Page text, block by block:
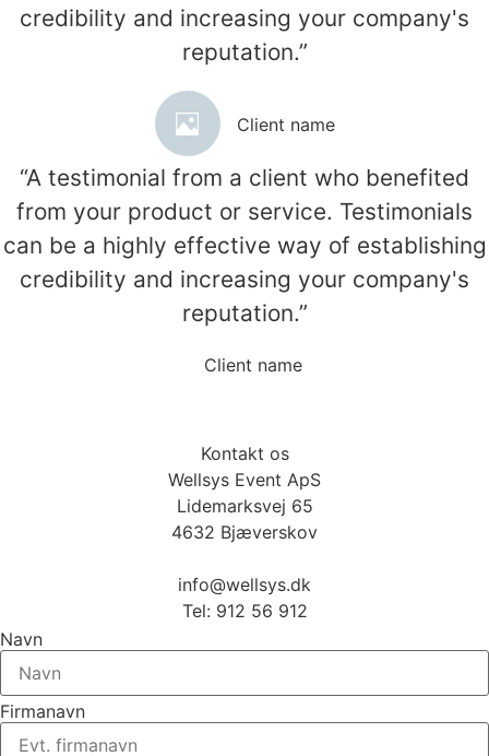
credibility and increasing your company's
reputation.”
Client name
“A testimonial from a client who benefited
from your product or service. Testimonials
can be a highly effective way of establishing
credibility and increasing your company's
reputation.”
Client name
Kontakt os
Wellsys Event ApS
Lidemarksvej 65
4632 Bjæverskov
info@wellsys.dk
Tel: 912 56 912
Navn
Firmanavn